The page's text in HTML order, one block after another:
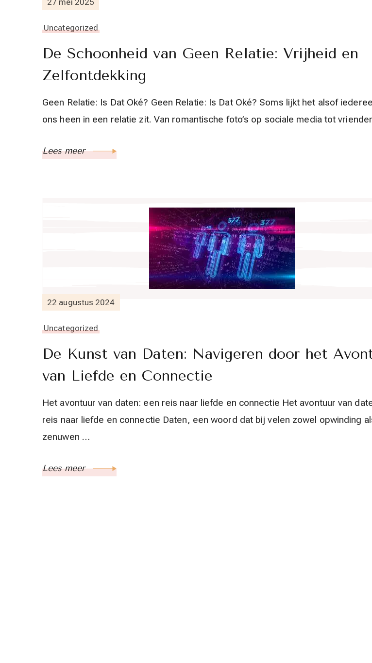
Uncategorized
De Schoonheid van Geen Relatie: Vrijheid en
Zelfontdekking
Geen Relatie: Is Dat Oké? Geen Relatie: Is Dat Oké? Soms lijkt het alsof
ons heen in een relatie zit. Van romantische foto’s op sociale media tot
Lees meer
22 augustus 2024
Uncategorized
De Kunst van Daten: Navigeren door het
van Liefde en Connectie
Het avontuur van daten: een reis naar liefde en connectie Het avontuur van
reis naar liefde en connectie Daten, een woord dat bij velen zowel opwinding
zenuwen …
Lees meer